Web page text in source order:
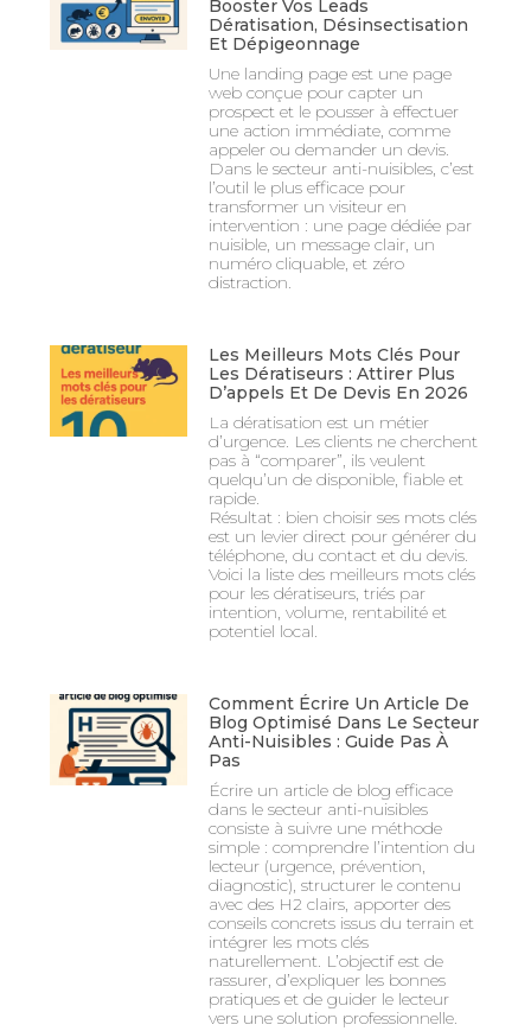
Booster Vos Leads
Dératisation, Désinsectisation
Et Dépigeonnage
Une landing page est une page
web conçue pour capter un
prospect et le pousser à effectuer
une action immédiate, comme
appeler ou demander un devis.
Dans le secteur anti-nuisibles, c’est
l’outil le plus efficace pour
transformer un visiteur en
intervention : une page dédiée par
nuisible, un message clair, un
numéro cliquable, et zéro
distraction.
Les Meilleurs Mots Clés Pour
Les Dératiseurs : Attirer Plus
D’appels Et De Devis En 2026
La dératisation est un métier
d’urgence. Les clients ne cherchent
pas à “comparer”, ils veulent
quelqu’un de disponible, fiable et
rapide.
Résultat : bien choisir ses mots clés
est un levier direct pour générer du
téléphone, du contact et du devis.
Voici la liste des meilleurs mots clés
pour les dératiseurs, triés par
intention, volume, rentabilité et
potentiel local.
Comment Écrire Un Article De
Blog Optimisé Dans Le Secteur
Anti-Nuisibles : Guide Pas À
Pas
Écrire un article de blog efficace
dans le secteur anti-nuisibles
consiste à suivre une méthode
simple : comprendre l’intention du
lecteur (urgence, prévention,
diagnostic), structurer le contenu
avec des H2 clairs, apporter des
conseils concrets issus du terrain et
intégrer les mots clés
naturellement. L’objectif est de
rassurer, d’expliquer les bonnes
pratiques et de guider le lecteur
vers une solution professionnelle.